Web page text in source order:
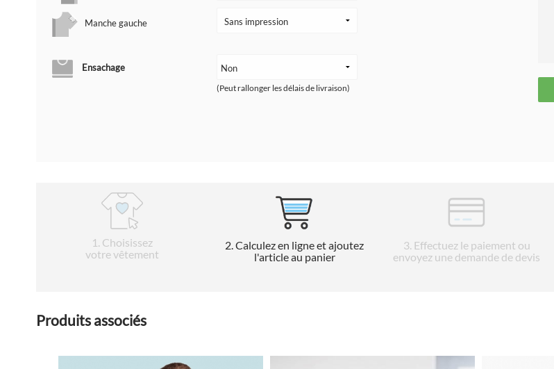
Manche gauche
Ensachage
(Peut rallonger les délais de livraison)
1 . Choisissez
votre vêtement
2. Calculez en ligne et ajoutez
l'article au panier
3. Effectuez le paiement ou
envoyez une demande de devis
Produits associés